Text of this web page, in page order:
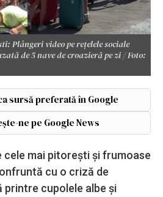
Plângeri video pe rețelele sociale
de 5 nave de croazieră pe zi / Foto:
sursă preferată în Google
ne pe Google News
cele mai pitorești și frumoase
cu o criză de
cupolele albe și